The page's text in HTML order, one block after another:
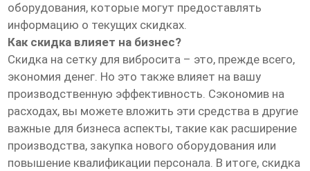
оборудования, которые могут предоставлять
информацию о текущих скидках.
Как скидка влияет на бизнес?
Скидка на сетку для вибросита – это, прежде всего,
экономия денег. Но это также влияет на вашу
производственную эффективность. Сэкономив на
расходах, вы можете вложить эти средства в другие
важные для бизнеса аспекты, такие как расширение
производства, закупка нового оборудования или
повышение квалификации персонала. В итоге, скидка